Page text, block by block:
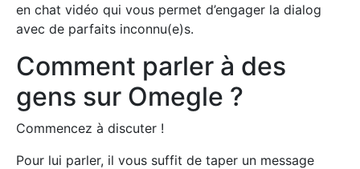
en chat vidéo qui vous permet d’engager la dialog
avec de parfaits inconnu(e)s.
Comment parler à des
gens sur Omegle ?
Commencez à discuter !
Pour lui parler, il vous suffit de taper un message